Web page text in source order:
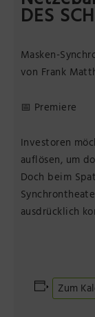
DES
Masken-
von Frank
📅 Premiere
Investoren
auflösen, um
Doch beim
ausdrücklich
Zum